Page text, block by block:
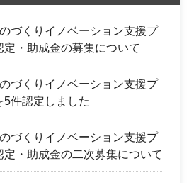
づくりイノベーション支援プ
定・助成金の募集について
づくりイノベーション支援プ
5件認定しました
づくりイノベーション支援プ
定・助成金の二次募集について